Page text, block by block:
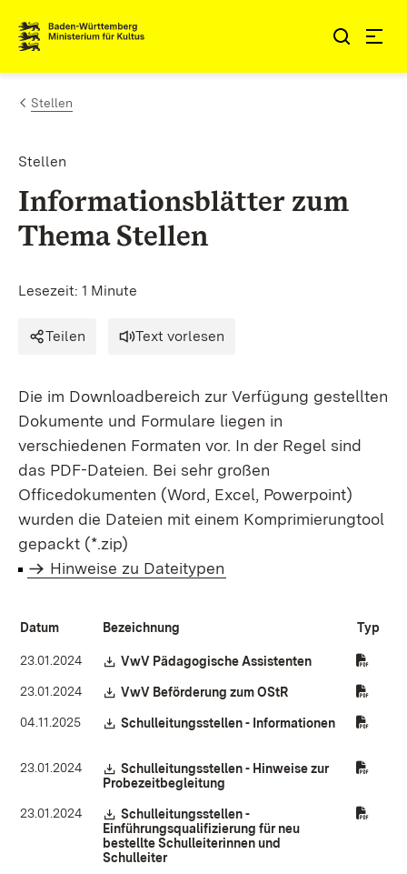
Zum Inhalt springen
Link zur Startseite
Stellen
Stellen
Informationsblätter zum
Thema Stellen
Lesezeit: 1 Minute
Teilen Text vorlesen
Die im Downloadbereich zur Verfügung gestellten
Dokumente und Formulare liegen in
verschiedenen Formaten vor. In der Regel sind
das PDF-Dateien. Bei sehr großen
Officedokumenten (Word, Excel, Powerpoint)
wurden die Dateien mit einem Komprimierungtool
gepackt (*.zip)
Hinweise zu Dateitypen
Datum Bezeichnung Typ
23.01.2024 Download:
VwV Pädagogische Assistenten(Öffnet in
23.01.2024 Download:
VwV Beförderung zum OStR(Öffnet in neuem
04.11.2025 Download:
Schulleitungsstellen - Informationen
23.01.2024 Download:
Schulleitungsstellen - Hinweise zur
Probezeitbegleitung
23.01.2024 Download:
Schulleitungsstellen -
Einführungsqualifizierung für neu
bestellte Schulleiterinnen und
Schulleiter(Öffnet in neuem Fenster)